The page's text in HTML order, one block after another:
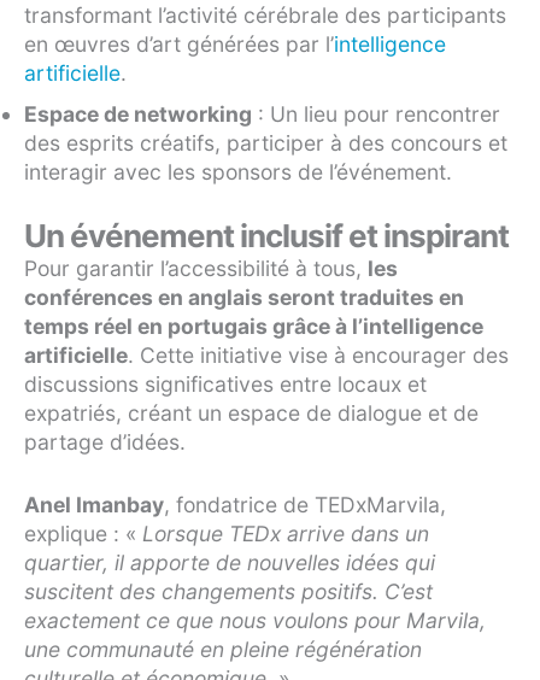
transformant l’activité cérébrale des participants
en œuvres d’art générées par l’intelligence
artificielle.
Espace de networking : Un lieu pour rencontrer
des esprits créatifs, participer à des concours et
interagir avec les sponsors de l’événement.
Un événement inclusif et inspirant
Pour garantir l’accessibilité à tous, les
conférences en anglais seront traduites en
temps réel en portugais grâce à l’intelligence
artificielle. Cette initiative vise à encourager des
discussions significatives entre locaux et
expatriés, créant un espace de dialogue et de
partage d’idées.
Anel Imanbay, fondatrice de TEDxMarvila,
explique : « Lorsque TEDx arrive dans un
quartier, il apporte de nouvelles idées qui
suscitent des changements positifs. C’est
exactement ce que nous voulons pour Marvila,
une communauté en pleine régénération